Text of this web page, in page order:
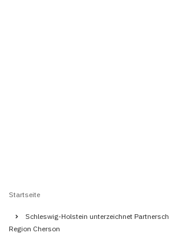
Startseite
Schleswig-Holstein unterzeichnet
Region Cherson